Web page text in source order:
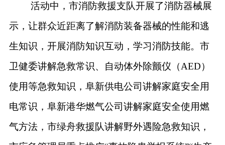
活动中，市消防救援支队开展了消防器械展
示，让群众近距离了解消防装备器械的性能和逃
生知识，开展消防知识互动，学习消防技能。市
卫健委讲解急救常识、自动体外除颤仪（AED）
使用等急救知识，阜新供电公司讲解家庭安全用
电常识，阜新港华燃气公司讲解家庭安全使用燃
气方法，市绿舟救援队讲解野外遇险急救知识，